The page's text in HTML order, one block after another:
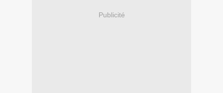
Publicité